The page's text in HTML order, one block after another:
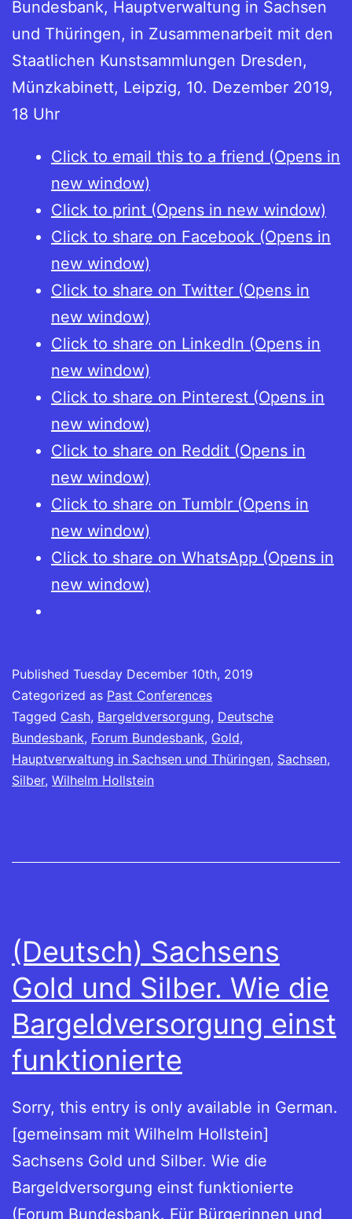
Bundesbank, Hauptverwaltung in Sachsen
und Thüringen, in Zusammenarbeit mit den
Staatlichen Kunstsammlungen Dresden,
Münzkabinett, Leipzig, 10. Dezember 2019,
18 Uhr
Click to email this to a friend (Opens in
new window)
Click to print (Opens in new window)
Click to share on Facebook (Opens in
new window)
Click to share on Twitter (Opens in
new window)
Click to share on LinkedIn (Opens in
new window)
Click to share on Pinterest (Opens in
new window)
Click to share on Reddit (Opens in
new window)
Click to share on Tumblr (Opens in
new window)
Click to share on WhatsApp (Opens in
new window)
Published Tuesday December 10th, 2019
Categorized as Past Conferences
Tagged Cash, Bargeldversorgung, Deutsche
Bundesbank, Forum Bundesbank, Gold,
Hauptverwaltung in Sachsen und Thüringen, Sachsen,
Silber, Wilhelm Hollstein
(Deutsch) Sachsens
Gold und Silber. Wie die
Bargeldversorgung einst
funktionierte
Sorry, this entry is only available in German.
[gemeinsam mit Wilhelm Hollstein]
Sachsens Gold und Silber. Wie die
Bargeldversorgung einst funktionierte
(Forum Bundesbank. Für Bürgerinnen und